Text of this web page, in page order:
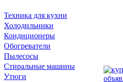
Техника для кухни
Холодильники
Кондиционеры
Обогреватели
Пылесосы
Стиральные машины
Утюги